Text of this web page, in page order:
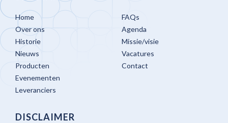
Home
Over ons
Historie
Nieuws
Producten
Evenementen
Leveranciers
FAQs
Agenda
Missie/visie
Vacatures
Contact
DISCLAIMER